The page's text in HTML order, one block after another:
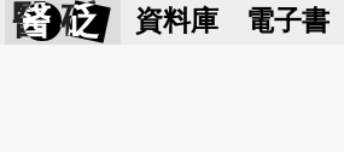
醫 砭 資料庫 電子書